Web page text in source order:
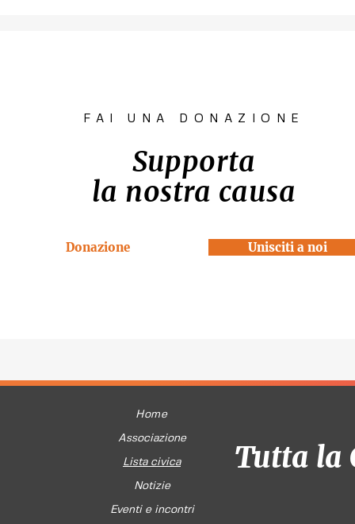
FAI UNA DONAZIONE
Supporta
la nostra causa
Donazione Unisciti a noi
Home
Associazione
Lista civica
Notizie
Eventi e incontri
Tutta la